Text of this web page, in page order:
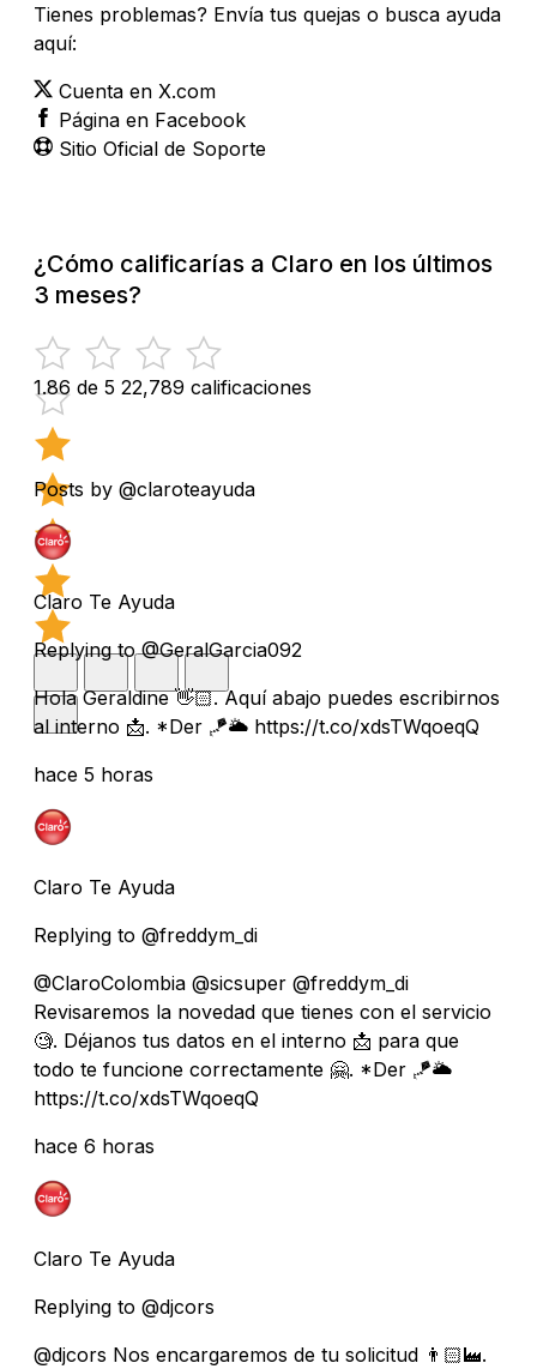
Tienes problemas? Envía tus quejas o busca ayuda
aquí:
Cuenta en X.com
Página en Facebook
Sitio Oficial de Soporte
¿Cómo calificarías a Claro en los últimos
3 meses?
1.86 de 5 22,789 calificaciones
Posts by @claroteayuda
Claro Te Ayuda
Replying to @GeralGarcia092
Hola Geraldine 👋🏻. Aquí abajo puedes escribirnos
al interno 📩. *Der 🪁🌥️ https://t.co/xdsTWqoeqQ
hace 5 horas
Claro Te Ayuda
Replying to @freddym_di
@ClaroColombia @sicsuper @freddym_di
Revisaremos la novedad que tienes con el servicio
🧐. Déjanos tus datos en el interno 📩 para que
todo te funcione correctamente 🤗. *Der 🪁🌥️
https://t.co/xdsTWqoeqQ
hace 6 horas
Claro Te Ayuda
Replying to @djcors
@djcors Nos encargaremos de tu solicitud 👨🏻‍🏭.